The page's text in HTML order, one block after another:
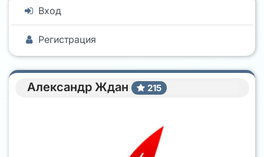
Вход
Регистрация
Александр Ждан 215